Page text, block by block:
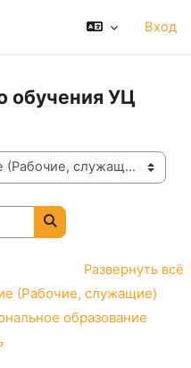
Вход
обучения УЦ
Поиск курса
Развернуть всё
(Рабочие, служащие)
образование